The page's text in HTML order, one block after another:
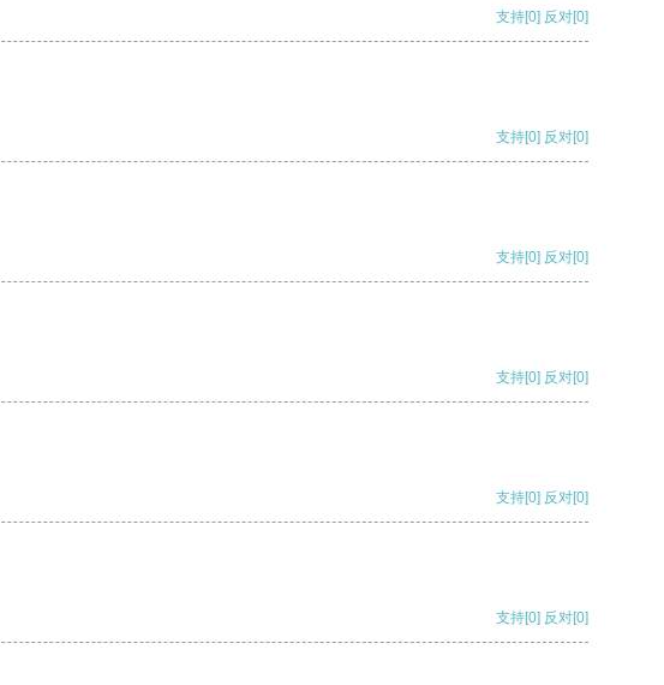
支持[0] 反对[0]
支持[0] 反对[0]
支持[0] 反对[0]
支持[0] 反对[0]
支持[0] 反对[0]
支持[0] 反对[0]